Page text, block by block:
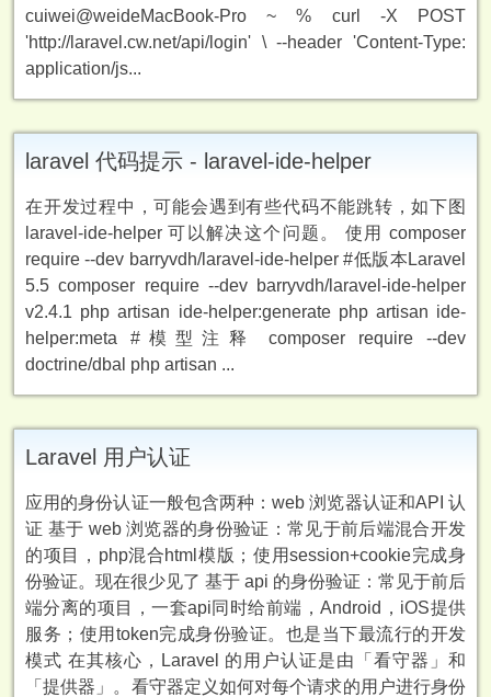
cuiwei@weideMacBook-Pro ~ % curl -X POST
'http://laravel.cw.net/api/login' \ --header 'Content-Type:
application/js...
laravel 代码提示 - laravel-ide-helper
在开发过程中，可能会遇到有些代码不能跳转，如下图
laravel-ide-helper 可以解决这个问题。 使用 composer
require --dev barryvdh/laravel-ide-helper #低版本Laravel
5.5 composer require --dev barryvdh/laravel-ide-helper
v2.4.1 php artisan ide-helper:generate php artisan ide-
helper:meta #模型注释 composer require --dev
doctrine/dbal php artisan ...
Laravel 用户认证
应用的身份认证一般包含两种：web 浏览器认证和API 认
证 基于 web 浏览器的身份验证：常见于前后端混合开发
的项目，php混合html模版；使用session+cookie完成身
份验证。现在很少见了 基于 api 的身份验证：常见于前后
端分离的项目，一套api同时给前端，Android，iOS提供
服务；使用token完成身份验证。也是当下最流行的开发
模式 在其核心，Laravel 的用户认证是由「看守器」和
「提供器」。看守器定义如何对每个请求的用户进行身份